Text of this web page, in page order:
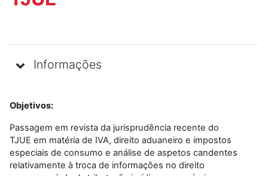
Informações
Objetivos:
Passagem em revista da jurisprudência recente do
TJUE em matéria de IVA, direito aduaneiro e impostos
especiais de consumo e análise de aspetos candentes
relativamente à troca de informações no direito